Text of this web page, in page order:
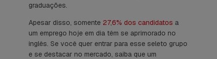
graduações.
Apesar disso, somente 27,6% dos candidatos a
um emprego hoje em dia têm se aprimorado no
inglês. Se você quer entrar para esse seleto grupo
e se destacar no mercado, saiba que um